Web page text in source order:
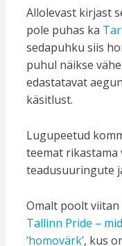
Allolevast kirjast
pole puhas ka
sedapuhku siis
puhul näikse
edastatavat
käsitlust.
Lugupeetud
teemat rikastama
teadusuuringute
Omalt poolt
Tallinn Pride –
‘homovärk’, kus